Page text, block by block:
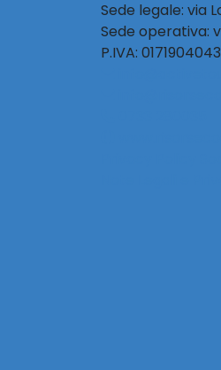
Sede legale: via
Sede operativa:
P.IVA: